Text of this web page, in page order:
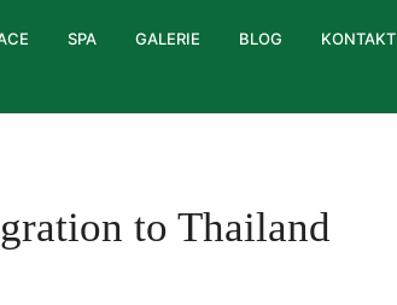
SPA GALERIE BLOG KONTAKT
to Thailand